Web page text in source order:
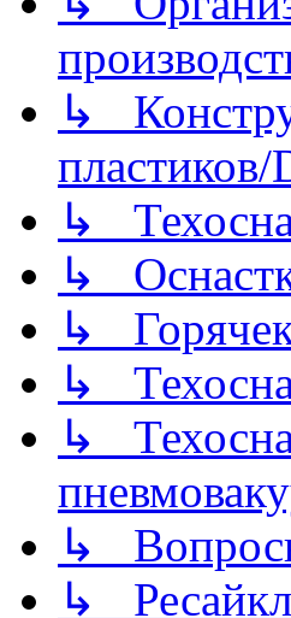
↳
↳
↳
↳
↳
↳
↳
↳